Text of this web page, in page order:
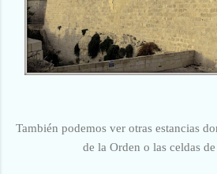
También podemos ver otras estancias
de la Orden o las celdas